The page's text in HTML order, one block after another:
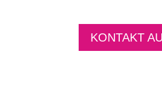
KONTAKT